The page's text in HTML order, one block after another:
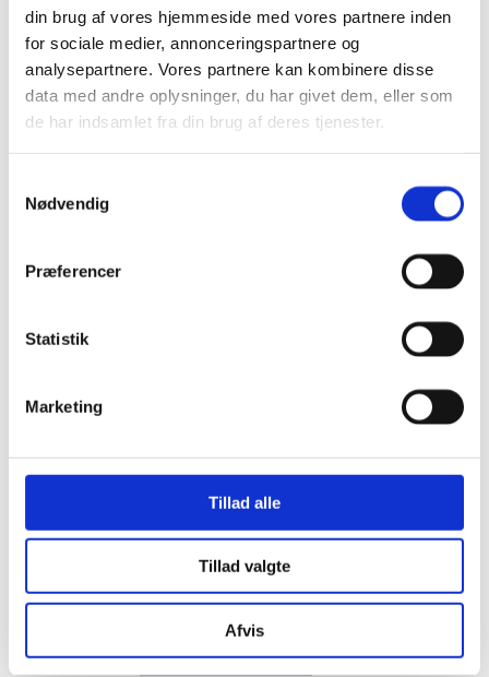
din brug af vores hjemmeside med vores partnere inden
for sociale medier, annonceringspartnere og
analysepartnere. Vores partnere kan kombinere disse
data med andre oplysninger, du har givet dem, eller som
de har indsamlet fra din brug af deres tjenester.
Nødvendig
Præferencer
Statistik
Marketing
Tillad alle
Tillad valgte
Afvis
Siddegrupper
Hjørnesofaer
Havebord med stole
Hyndeboks
Havebar
Luksus Loveboats
Plejemidler til polyrattan møbler
Tilbehør til Strandkurve Anholt & Sylt
Sminkeborde til børn
Borde & stole
Sofaer & lænestole
Belysning Børneværelse
Diskolys
Natlampe / Vågelampe